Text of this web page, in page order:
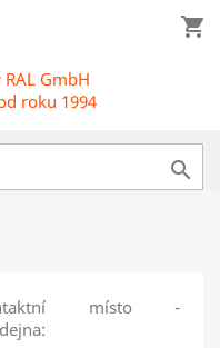
shopping_cart
GmbH
roku 1994

místo -